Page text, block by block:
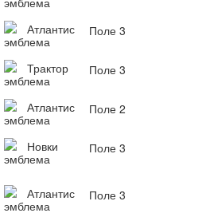
Атлантис
Поле 3
Трактор
Поле 3
Атлантис
Поле 2
Новки
Поле 3
Атлантис
Поле 3